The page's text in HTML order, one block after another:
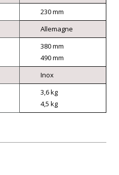
230 mm
Allemagne
380 mm
490 mm
Inox
3,6 kg
4,5 kg